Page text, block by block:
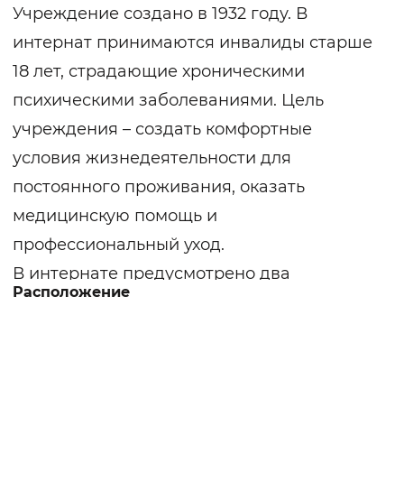
Учреждение создано в 1932 году. В
интернат принимаются инвалиды старше
18 лет, страдающие хроническими
психическими заболеваниями. Цель
учреждения – создать комфортные
условия жизнедеятельности для
постоянного проживания, оказать
медицинскую помощь и
профессиональный уход.
В интернате предусмотрено два
отделения «Милосердие» и три отделения
Расположение